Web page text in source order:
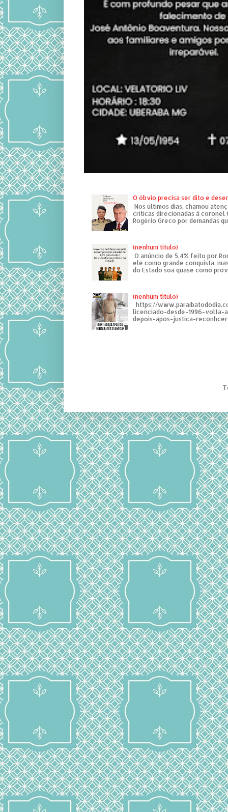
O óbvio precisa ser dito e
Nos últimos dias, chamou
críticas direcionadas à coronel
Rogério Greco por demandas
(nenhum título)
O anúncio de 5,4% feito por
ele como grande conquista,
do Estado soa quase como
(nenhum título)
https://
licenciado-desde-1996-volta-
depois-apos-justica-